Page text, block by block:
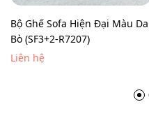
Bộ Ghế Sofa Hiện Đại Màu Da
Bò (SF3+2-R7207)
Liên hệ